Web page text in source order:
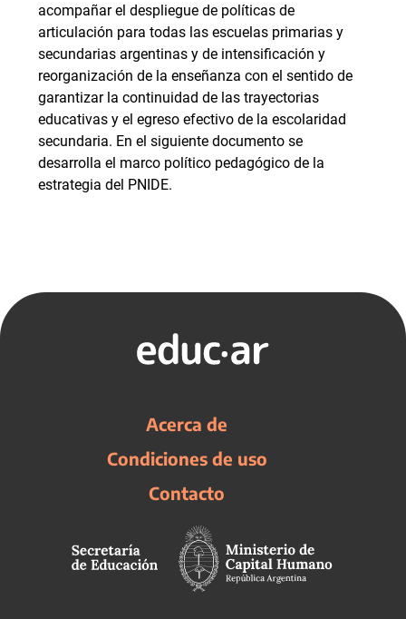
acompañar el despliegue de políticas de
articulación para todas las escuelas primarias y
secundarias argentinas y de intensificación y
reorganización de la enseñanza con el sentido de
garantizar la continuidad de las trayectorias
educativas y el egreso efectivo de la escolaridad
secundaria. En el siguiente documento se
desarrolla el marco político pedagógico de la
estrategia del PNIDE.
Acerca de
Condiciones de uso
Contacto